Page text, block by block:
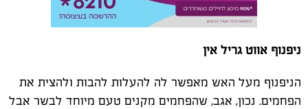
ניפנוף אווט גריל אין
הניפנוף מעל האש מאפשר לה להעלות להבות ולהצית את
הפחמים. נכון, אגב, שהפחמים מקנים טעם מיוחד לבשר אבל